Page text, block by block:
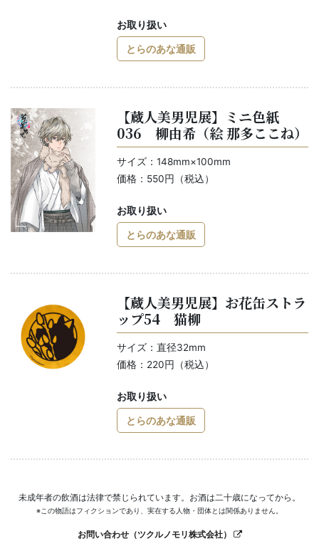
お取り扱い
とらのあな通販
【蔵人美男児展】ミニ色紙
036 柳由希（絵 那多ここね）
サイズ：148mm×100mm
価格：550円（税込）
お取り扱い
とらのあな通販
【蔵人美男児展】お花缶ストラ
ップ54 猫柳
サイズ：直径32mm
価格：220円（税込）
お取り扱い
とらのあな通販
未成年者の飲酒は法律で禁じられています。お酒は二十歳になってから。
※この物語はフィクションであり、実在する人物・団体とは関係ありません。
お問い合わせ（ツクルノモリ株式会社）